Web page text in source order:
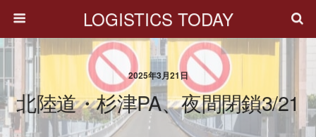
LOGISTICS TODAY
2025年3月21日
北陸道・杉津PA、夜間閉鎖3/21